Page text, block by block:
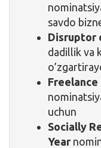
savdo
Disruptor
dadillik va
Freelance
uchun
Socially
Year